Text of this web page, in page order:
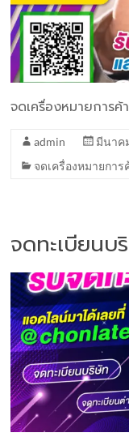
จดเครื่องหมายการค้
admin
มีนาค
จดเครื่องหมายการ
จดทะเบียนบ